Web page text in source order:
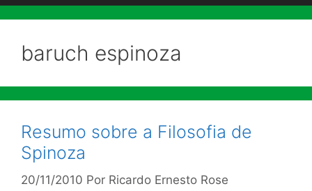
baruch espinoza
Resumo sobre a Filosofia de
Spinoza
20/11/2010 Por Ricardo Ernesto Rose